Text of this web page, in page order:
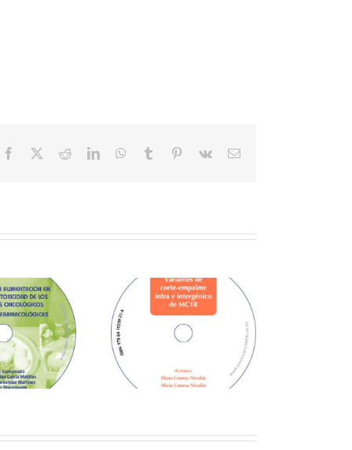
Facebook RedditLinkedInWhatsApp
Tumblr Pinterest
Vk
Correo